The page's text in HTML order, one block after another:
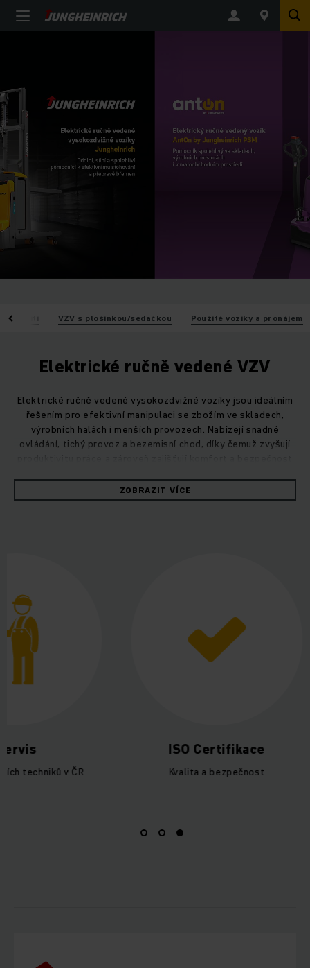
použití VZV s plošinkou/sedačkou Použité vozíky a pronájem
Elektrické ručně vedené VZV
Elektrické ručně vedené vysokozdvižné vozíky jsou ideálním
řešením pro efektivní manipulaci se zbožím ve skladech,
výrobních halách i menších provozech. Nabízejí snadné
ovládání, tichý provoz a bezemisní chod, díky čemuž zvyšují
ZOBRAZIT VÍCE
techniků v ČR
ISO Certifikace
Kvalita a bezpečnost